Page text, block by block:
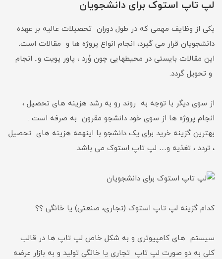
لپ تاپ استوک برای دانشجویان
یکی از وظایف مهمی که در طول دوران تحصیلات عالیه بر عهده
دانشجویان قرار می گیرد، انجام انواع پروژه ها و مقالات است.
این مقالات بایستی در محیطهایی چون وُرد ، پاور پویت و.. انجام
و تحویل گردد.
از سوی دیگر با توجه به روند رو به رشد هزینه های تحصیل ،
انجام پروژه ها از سوی خود دانشجو مقرون به صرفه است .
بهترین گزینه خرید برای یک دانشجو با اینهمه هزینه های تحصیل
، تردد ، تغذیه و… لپ تاپ استوک می باشد.
کدام گزینه لپ تاپ استوک (تجاری، صنعتی) یا خانگی ؟؟
سیستم های کامپیوتری و به شکل خاص لپ تاپ ها در قالب
کلی به دو صورت لپ تاپ تجاری یا خانگی تولید و به بازار عرضه